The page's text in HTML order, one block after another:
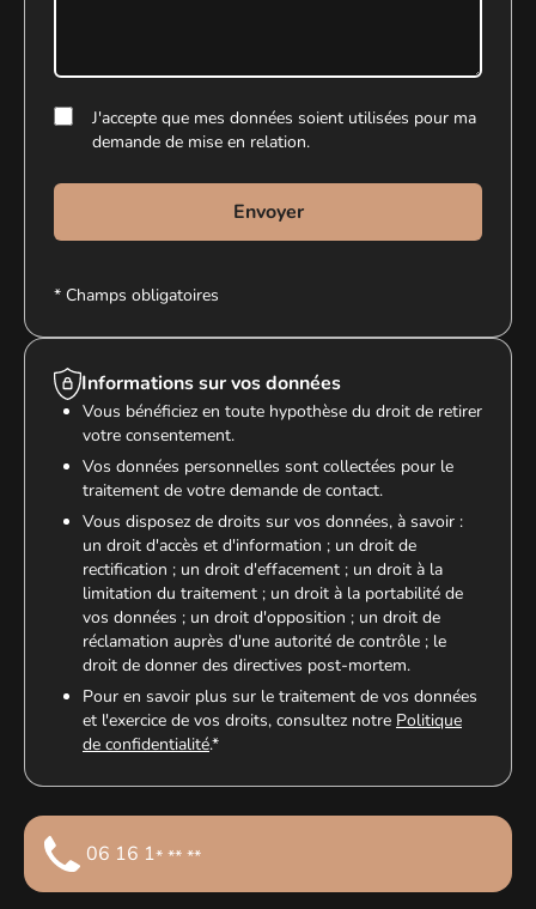
J'accepte que mes données soient utilisées pour ma
demande de mise en relation.
Envoyer
* Champs obligatoires
Informations sur vos données
Vous bénéficiez en toute hypothèse du droit de retirer
votre consentement.
Vos données personnelles sont collectées pour le
traitement de votre demande de contact.
Vous disposez de droits sur vos données, à savoir :
un droit d'accès et d'information ; un droit de
rectification ; un droit d'effacement ; un droit à la
limitation du traitement ; un droit à la portabilité de
vos données ; un droit d'opposition ; un droit de
réclamation auprès d'une autorité de contrôle ; le
droit de donner des directives post-mortem.
Pour en savoir plus sur le traitement de vos données
et l'exercice de vos droits, consultez notre Politique
de confidentialité.*
06 16 1* ** **